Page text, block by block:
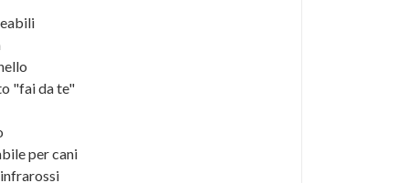
"fai da te"
per cani